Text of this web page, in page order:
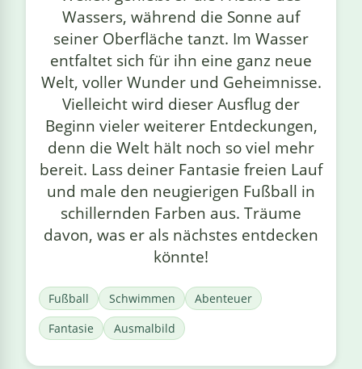
Wassers, während die Sonne auf
seiner Oberfläche tanzt. Im Wasser
entfaltet sich für ihn eine ganz neue
Welt, voller Wunder und Geheimnisse.
Vielleicht wird dieser Ausflug der
Beginn vieler weiterer Entdeckungen,
denn die Welt hält noch so viel mehr
bereit. Lass deiner Fantasie freien Lauf
und male den neugierigen Fußball in
schillernden Farben aus. Träume
davon, was er als nächstes entdecken
könnte!
Fußball Schwimmen
Abenteuer
Fantasie
Ausmalbild